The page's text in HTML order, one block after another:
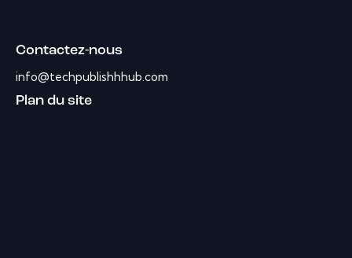
Contactez-nous
info@techpublishhhub.com
Plan du site